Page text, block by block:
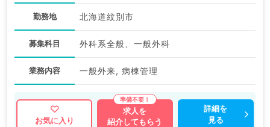
勤務地 北海道紋別市
募集科目 外科系全般、一般外科
業務内容 一般外来, 病棟管理
お気に入り
求人を
紹介してもらう
詳細を
見る